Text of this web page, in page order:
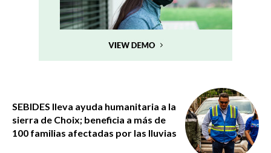
SEBIDES lleva ayuda humanitaria a la
sierra de Choix; beneficia a más de
100 familias afectadas por las lluvias